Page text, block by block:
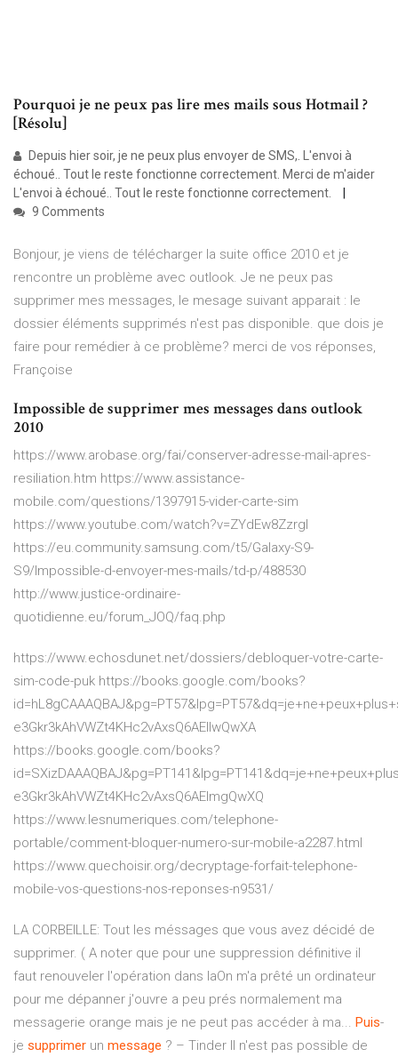
Pourquoi je ne peux pas lire mes mails sous Hotmail ?
[Résolu]
Depuis hier soir, je ne peux plus envoyer de SMS,. L'envoi à
échoué.. Tout le reste fonctionne correctement. Merci de m'aider
L'envoi à échoué.. Tout le reste fonctionne correctement.
9 Comments
Bonjour, je viens de télécharger la suite office 2010 et je
rencontre un problème avec outlook. Je ne peux pas
supprimer mes messages, le mesage suivant apparait : le
dossier éléments supprimés n'est pas disponible. que dois je
faire pour remédier à ce problème? merci de vos réponses,
Françoise
Impossible de supprimer mes messages dans outlook
2010
https://www.arobase.org/fai/conserver-adresse-mail-apres-
resiliation.htm https://www.assistance-
mobile.com/questions/1397915-vider-carte-sim
https://www.youtube.com/watch?v=ZYdEw8ZzrgI
https://eu.community.samsung.com/t5/Galaxy-S9-
S9/Impossible-d-envoyer-mes-mails/td-p/488530
http://www.justice-ordinaire-
quotidienne.eu/forum_JOQ/faq.php
https://www.echosdunet.net/dossiers/debloquer-votre-carte-
sim-code-puk https://books.google.com/books?
e3Gkr3kAhVWZt4KHc2vAxsQ6AEIlwQwXA
https://books.google.com/books?
e3Gkr3kAhVWZt4KHc2vAxsQ6AEImgQwXQ
https://www.lesnumeriques.com/telephone-
portable/comment-bloquer-numero-sur-mobile-a2287.html
https://www.quechoisir.org/decryptage-forfait-telephone-
mobile-vos-questions-nos-reponses-n9531/
LA CORBEILLE: Tout les méssages que vous avez décidé de
supprimer. ( A noter que pour une suppression définitive il
faut renouveler l'opération dans laOn m'a prêté un ordinateur
pour me dépanner j'ouvre a peu prés normalement ma
messagerie orange mais je ne peut pas accéder à ma... Puis-
je supprimer un message ? – Tinder Il n'est pas possible de